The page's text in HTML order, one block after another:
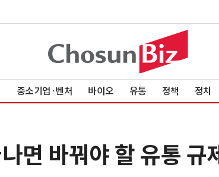
중소기업·벤처 바이오 유통 정책 정치
면 바꿔야 할 유통 규제